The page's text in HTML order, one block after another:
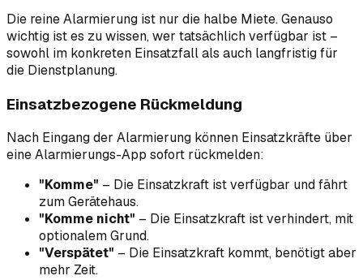
Die reine Alarmierung ist nur die halbe Miete. Genauso
wichtig ist es zu wissen, wer tatsächlich verfügbar ist –
sowohl im konkreten Einsatzfall als auch langfristig für
die Dienstplanung.
Einsatzbezogene Rückmeldung
Nach Eingang der Alarmierung können Einsatzkräfte über
eine Alarmierungs-App sofort rückmelden:
"Komme" – Die Einsatzkraft ist verfügbar und fährt
zum Gerätehaus.
"Komme nicht" – Die Einsatzkraft ist verhindert, mit
optionalem Grund.
"Verspätet" – Die Einsatzkraft kommt, benötigt aber
mehr Zeit.